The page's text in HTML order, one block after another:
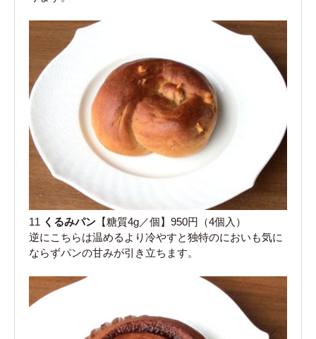
11 くるみパン 【糖質4g／個】950円（4個入）
逆にこちらは温めるより冷やすと独特のにおいも気に
ならずパンの甘みが引き立ちます。